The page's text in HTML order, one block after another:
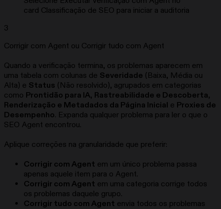
card Classificação de SEO para iniciar a auditoria
3
Corrigir com Agent ou Corrigir tudo com Agent
Quando a verificação termina, os problemas aparecem em
uma tabela com colunas de Severidade (Baixa, Média ou
Alta) e Status (Não resolvido), agrupados em categorias
como Prontidão para IA, Rastreabilidade e Descoberta,
Renderização e Metadados da Página Inicial e Proxies de
Desempenho. Expanda qualquer problema para ler o que o
SEO Agent encontrou.
Aplique correções na granularidade que preferir:
Corrigir com Agent em um único problema passa
apenas aquele item para o Agent.
Corrigir com Agent em uma categoria corrige todos
os problemas daquele grupo.
Corrigir tudo com Agent envia todos os problemas